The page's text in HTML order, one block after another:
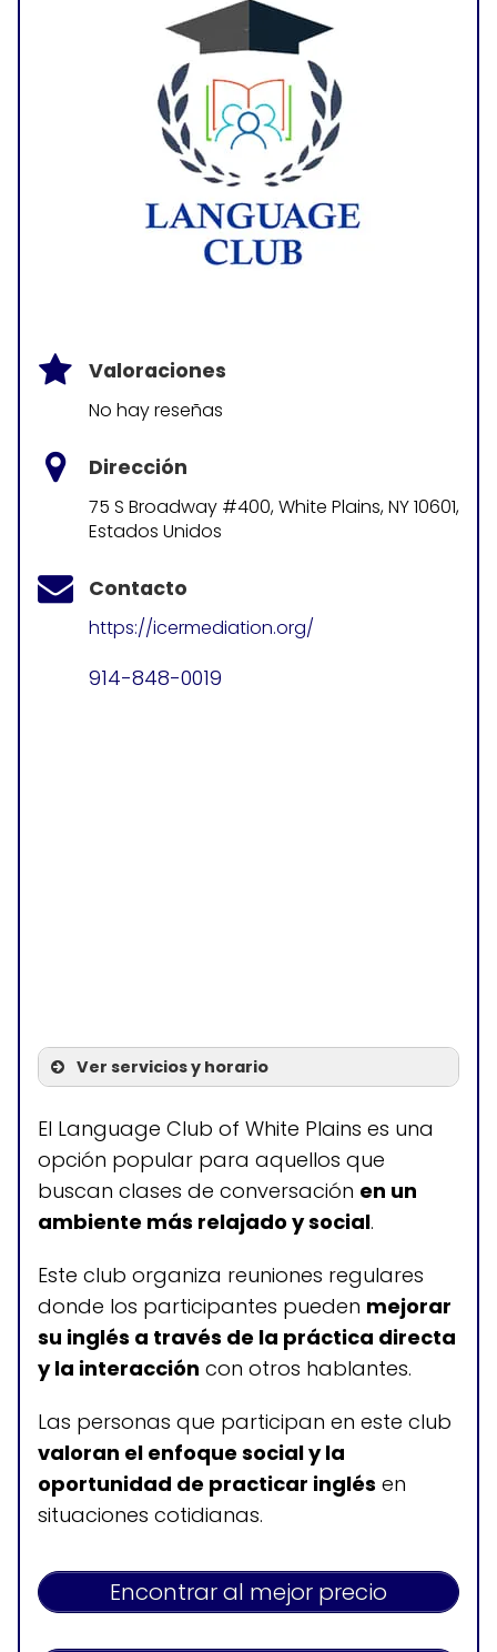
Valoraciones
No hay reseñas
Dirección
75 S Broadway #400, White Plains, NY 10601,
Estados Unidos
Contacto
https://icermediation.org/
914-848-0019
Ver servicios y horario
Servicios
Clases de inglés como
segundo idioma (ESL)
Cursos de inglés como
idioma adicional (EAL)
Horario de atención
Lunes a sábado: 9:00-21:00
Domingos: cerrado
El Language Club of White Plains es una
opción popular para aquellos que
buscan clases de conversación en un
ambiente más relajado y social.
Este club organiza reuniones regulares
donde los participantes pueden mejorar
su inglés a través de la práctica directa
y la interacción con otros hablantes.
Las personas que participan en este club
valoran el enfoque social y la
oportunidad de practicar inglés en
situaciones cotidianas.
Encontrar al mejor precio